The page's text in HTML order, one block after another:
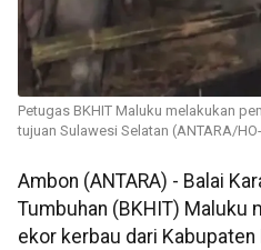
Petugas BKHIT Maluku melakukan
tujuan Sulawesi Selatan (ANTARA/
Ambon (ANTARA) - Balai
Tumbuhan (BKHIT) Maluku
ekor kerbau dari